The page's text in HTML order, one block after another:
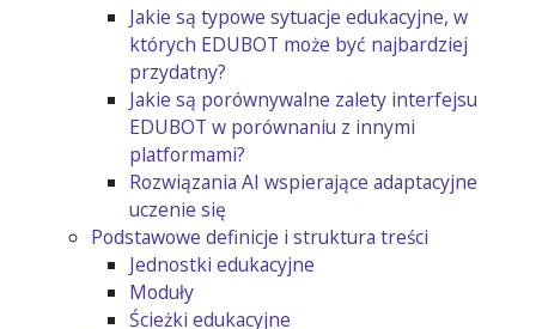
Jakie są typowe sytuacje edukacyjne, w
których EDUBOT może być najbardziej
przydatny?
Jakie są porównywalne zalety interfejsu
EDUBOT w porównaniu z innymi
platformami?
Rozwiązania AI wspierające adaptacyjne
uczenie się
Podstawowe definicje i struktura treści
Jednostki edukacyjne
Moduły
Ścieżki edukacyjne